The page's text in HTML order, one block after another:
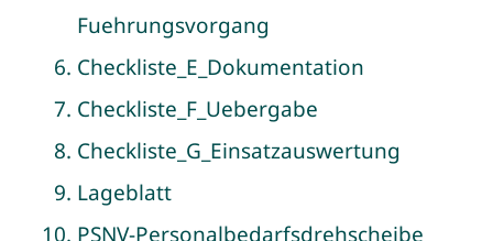
Fuehrungsvorgang
Checkliste_E_Dokumentation
Checkliste_F_Uebergabe
Checkliste_G_Einsatzauswertung
Lageblatt
PSNV-Personalbedarfsdrehscheibe